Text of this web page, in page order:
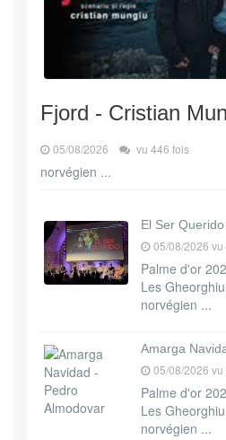
Fjord - Cristian
05/08/2026 vu 446 fois
norvégien ...
El Ser
05/08/2026
Palme d'or
Les
norvégien ...
Amarga
05/08/2026
Palme d'or
Les
norvégien ...